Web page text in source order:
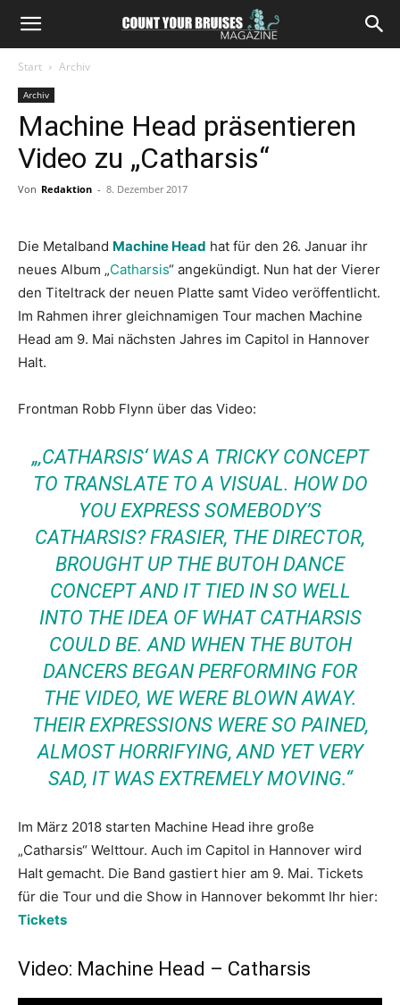
Start Archiv
Archiv
Machine Head präsentieren
Video zu „Catharsis“
Von Redaktion - 8. Dezember 2017
Die Metalband Machine Head hat für den 26. Januar ihr
neues Album „Catharsis“ angekündigt. Nun hat der Vierer
den Titeltrack der neuen Platte samt Video veröffentlicht.
Im Rahmen ihrer gleichnamigen Tour machen Machine
Head am 9. Mai nächsten Jahres im Capitol in Hannover
Halt.
Frontman Robb Flynn über das Video:
„‚CATHARSIS‘ WAS A TRICKY CONCEPT
TO TRANSLATE TO A VISUAL. HOW DO
YOU EXPRESS SOMEBODY’S
CATHARSIS? FRASIER, THE DIRECTOR,
BROUGHT UP THE BUTOH DANCE
CONCEPT AND IT TIED IN SO WELL
INTO THE IDEA OF WHAT CATHARSIS
COULD BE. AND WHEN THE BUTOH
DANCERS BEGAN PERFORMING FOR
THE VIDEO, WE WERE BLOWN AWAY.
THEIR EXPRESSIONS WERE SO PAINED,
ALMOST HORRIFYING, AND YET VERY
SAD, IT WAS EXTREMELY MOVING.“
Im März 2018 starten Machine Head ihre große
„Catharsis“ Welttour. Auch im Capitol in Hannover wird
Halt gemacht. Die Band gastiert hier am 9. Mai. Tickets
für die Tour und die Show in Hannover bekommt Ihr hier:
Tickets
Video: Machine Head – Catharsis